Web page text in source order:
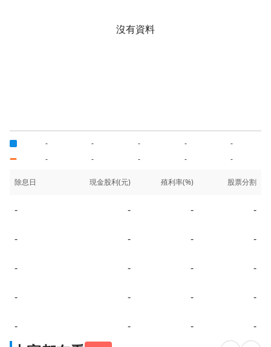
沒有資料
- - - -
-
-
- - - -
除息日 現金股利(元) 殖利率(%) 股票分割
- - - -
- - - -
- - - -
- - - -
- - - -